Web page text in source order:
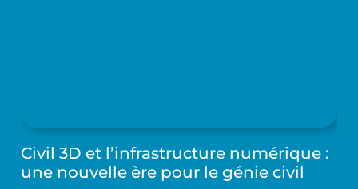
Civil 3D et l’infrastructure numérique :
une nouvelle ère pour le génie civil